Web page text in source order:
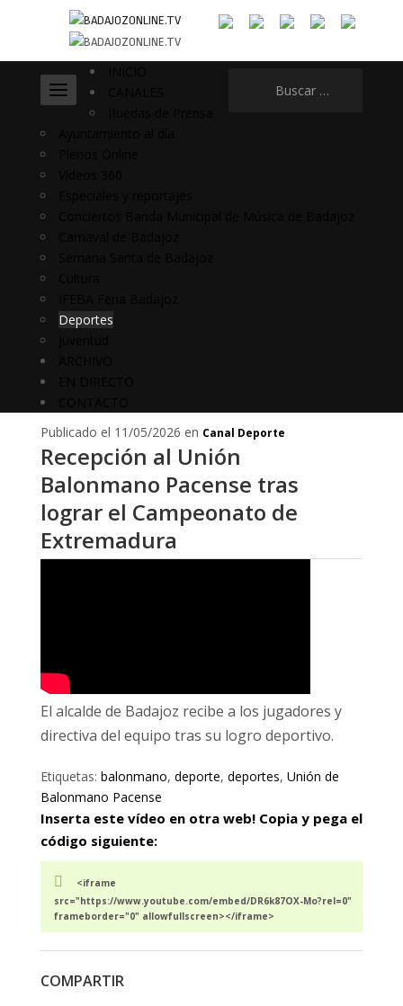
Deportes
Publicado el 11/05/2026 en Canal Deporte
Recepción al Unión
Balonmano Pacense tras
lograr el Campeonato de
Extremadura
El alcalde de Badajoz recibe a los jugadores y
directiva del equipo tras su logro deportivo.
Etiquetas: balonmano, deporte, deportes, Unión de
Balonmano Pacense
Inserta este vídeo en otra web! Copia y pega el
código siguiente:
<iframe
src="https://www.youtube.com/embed/DR6k87OX-Mo?rel=0"
frameborder="0" allowfullscreen></iframe>
COMPARTIR